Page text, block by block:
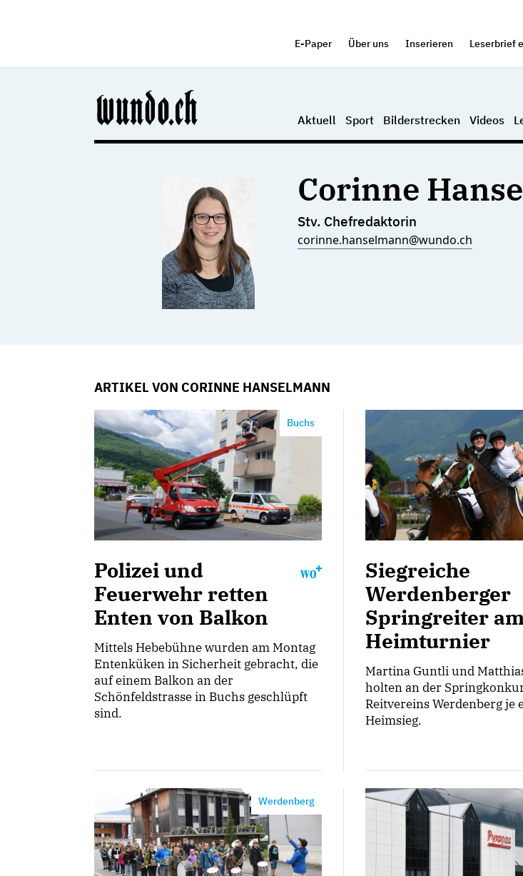
E-Paper Über uns Inserieren Leserbrief
Aktuell Sport Bilderstrecken Videos
Corinne
Stv. Chefredaktorin
corinne.hanselmann@wundo.ch
ARTIKEL VON CORINNE HANSELMANN
Buchs
Polizei und
Feuerwehr retten
Enten von Balkon
Mittels Hebebühne wurden am Montag
Entenküken in Sicherheit gebracht, die
auf einem Balkon an der
Schönfeldstrasse in Buchs geschlüpft
sind.
Siegreiche
Werdenberger
Springreiter
Heimturnier
Martina Guntli und
holten an der
Reitvereins Werdenberg je
Heimsieg.
Werdenberg